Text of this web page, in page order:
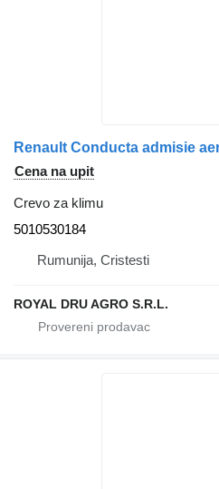
Cena na upit
Crevo za klimu
5010530184
Rumunija, Cristesti
ROYAL DRU AGRO S.R.L.